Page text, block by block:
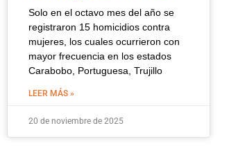
Solo en el octavo mes del año se
registraron 15 homicidios contra
mujeres, los cuales ocurrieron con
mayor frecuencia en los estados
Carabobo, Portuguesa, Trujillo
LEER MÁS »
20 de noviembre de 2025